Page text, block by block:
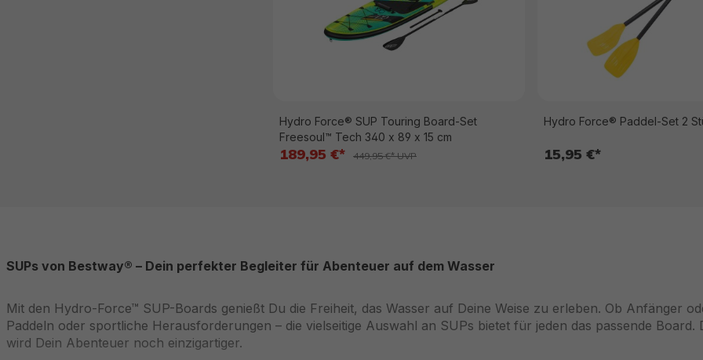
Hydro Force® SUP Touring Board-Set
Freesoul™ Tech 340 x 89 x 15 cm
189,95 €* 449,95 €* UVP
Hydro Force® Paddel-Set 2
15,95 €*
SUPs von Bestway® – Dein perfekter Begleiter für Abenteuer auf dem Wasser
Mit den Hydro-Force™ SUP-Boards genießt Du die Freiheit, das Wasser auf Deine Weise zu erleben. Ob Anfänger
Paddeln oder sportliche Herausforderungen – die vielseitige Auswahl an SUPs bietet für jeden das passende Board.
wird Dein Abenteuer noch einzigartiger.